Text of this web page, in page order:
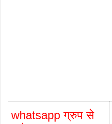
whatsapp ग्रुप से